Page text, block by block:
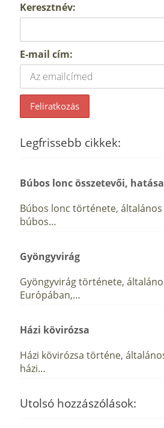
Keresztnév:
E-mail cím:
Legfrissebb cikkek:
Búbos lonc összetevői,
Búbos lonc története,
búbos…
Gyöngyvirág
Gyöngyvirág története,
Európában,…
Házi kövirózsa
Házi kövirózsa történe,
házi…
Utolsó hozzászólások: